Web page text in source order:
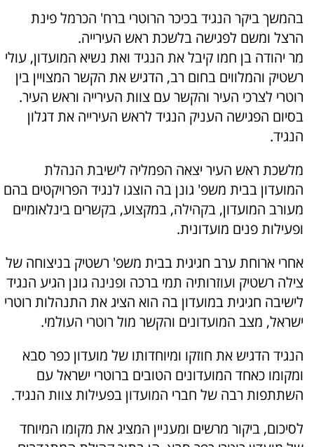
בהמשך ביקר הנגיד בכיכר הרוטרי ברח' הכרמל פינת
הרצל ומשם לפגישה בלשכת ראש העירייה.
מר יהודה בן חמו קיבל את הנגיד ואת נשיא המועדון, עולי
רשטיק והמלווים בחום רב, הדגיש את הקשר המצויין בין
רוטרי לצרכי העיר והקשר עם צוות העירייה וראש העיר.
בסיום הפגישה העניק הנגיד לראש העירייה את דגלון
הנגיד.
מלשכת ראש העיר יצאה הפמליה לישיבת הנהלת
המועדון בבית משפ' גונן בה הוצגו לנגיד הפרויקטים בהם
מעורב המועדון, בקהילה, במקצוע, בקשרים בינלאומיים
ופעילות פנים מועדונית.
אחרי ארוחת ערב חגיגית בבית משפ' רשטיק בניצוחה של
צילה רשטיק ועוזרותיה תמי ברכה ופנינה גונן הגיע הנגיד
לישיבה חגיגית במועדון בה הוא הציג את התנהלות רוטרי
ישראל, מצב המועדונים והקשר מול רוטרי העולמי.
הנגיד הדגיש את חוזקו ומיוחדותו של מועדון כפר סבא
ומקומו כאחד המועדונים הטובים ברוטרי ישראל עם
השתתפות רבה של חברי המועדון בפעילות צוות הנגיד.
לסיכום, ביקור מרשים ומעניין המציג את מקומו המיוחד